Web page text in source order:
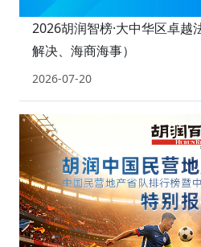
2026胡润智榜·大中华区卓越
解决、海商海事）
2026-07-20